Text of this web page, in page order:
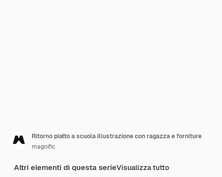
Ritorno piatto a scuola illustrazione con ragazza e forniture
magnific
Altri elementi di questa serieVisualizza tutto